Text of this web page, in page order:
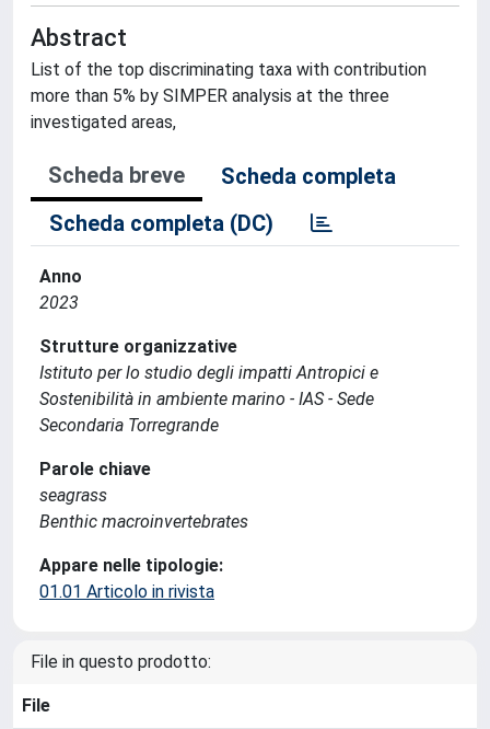
Abstract
List of the top discriminating taxa with contribution
more than 5% by SIMPER analysis at the three
investigated areas,
Scheda breve
Scheda completa
Scheda completa (DC)
Anno
2023
Strutture organizzative
Istituto per lo studio degli impatti Antropici e
Sostenibilità in ambiente marino - IAS - Sede
Secondaria Torregrande
Parole chiave
seagrass
Benthic macroinvertebrates
Appare nelle tipologie:
01.01 Articolo in rivista
File in questo prodotto:
File